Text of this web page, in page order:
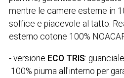
mentre le camere esterne in
soffice e piacevole al tatto.
esterno cotone 100%
- versione ECO TRIS:
100% piuma all'interno per